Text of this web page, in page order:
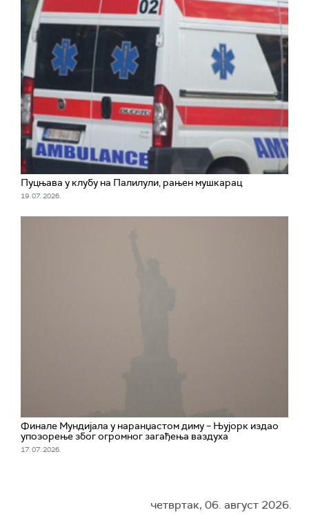
Пуцњава у клубу на Палилули, рањен мушкарац
19. 07. 2026.
Финале Мундијала у наранџастом диму – Њујорк издао
упозорење због огромног загађења ваздуха
17. 07. 2026.
четвртак, 06. август 2026.